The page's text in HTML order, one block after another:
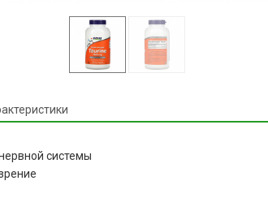
системы